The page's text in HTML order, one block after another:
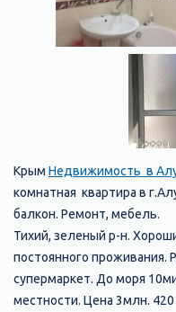
Крым Недвижимость в
комнатная квартира в
балкон. Ремонт, мебель.
Тихий, зеленый р-н.
постоянного проживания.
супермаркет. До моря
местности. Цена 3млн. 420